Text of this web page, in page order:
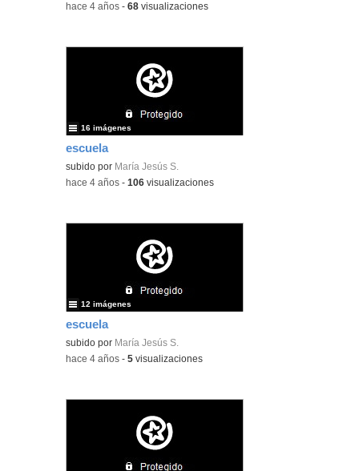
-hace 4 años -68 visualizaciones
escuela
subido por María Jesús S.
16 imágenes
-hace 4 años -106 visualizaciones
escuela
subido por María Jesús S.
12 imágenes
-hace 4 años -5 visualizaciones